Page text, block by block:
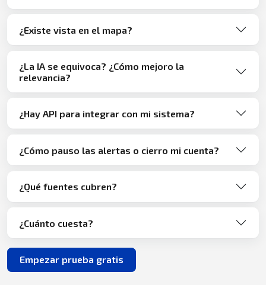
¿Existe vista en el mapa?
¿La IA se equivoca? ¿Cómo mejoro la
relevancia?
¿Hay API para integrar con mi sistema?
¿Cómo pauso las alertas o cierro mi cuenta?
¿Qué fuentes cubren?
¿Cuánto cuesta?
Empezar prueba gratis